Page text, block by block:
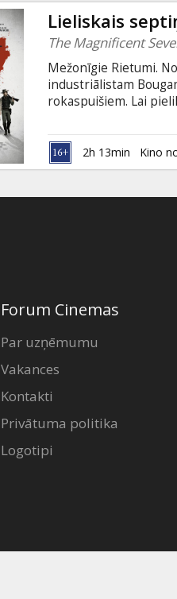
Lieliskais
The Magnificent
Mežonīgie Rietumi.
industriālistam
rokaspuišiem. Lai
ir vai nu atlīdzību
izveicīgi ar ieročiem.
2h 13min Kino
Forum Cinemas
Par uzņēmumu
Vakances
Kontakti
Privātuma politika
Logotipi